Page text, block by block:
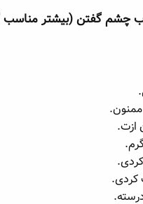
چشم گفتن (بیشتر مناسب
ازت.